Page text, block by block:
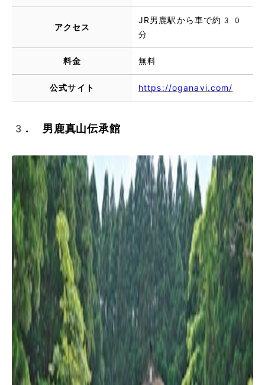
アクセス
JR男鹿駅から車で約30
分
料金 無料
公式サイト https://oganavi.com/
3. 男鹿真山伝承館